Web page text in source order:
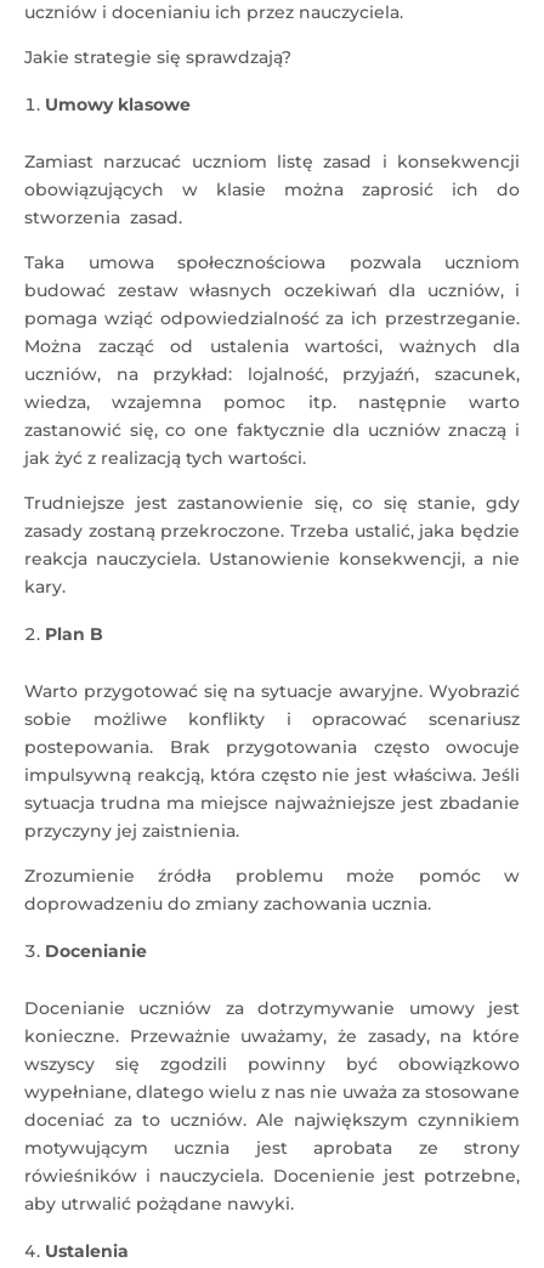
uczniów i docenianiu ich przez nauczyciela.
Jakie strategie się sprawdzają?
Umowy klasowe
Zamiast narzucać uczniom listę zasad i konsekwencji
obowiązujących w klasie można zaprosić ich do
stworzenia zasad.
Taka umowa społecznościowa pozwala uczniom
budować zestaw własnych oczekiwań dla uczniów, i
pomaga wziąć odpowiedzialność za ich przestrzeganie.
Można zacząć od ustalenia wartości, ważnych dla
uczniów, na przykład: lojalność, przyjaźń, szacunek,
wiedza, wzajemna pomoc itp. następnie warto
zastanowić się, co one faktycznie dla uczniów znaczą i
jak żyć z realizacją tych wartości.
Trudniejsze jest zastanowienie się, co się stanie, gdy
zasady zostaną przekroczone. Trzeba ustalić, jaka będzie
reakcja nauczyciela. Ustanowienie konsekwencji, a nie
kary.
Plan B
Warto przygotować się na sytuacje awaryjne. Wyobrazić
sobie możliwe konflikty i opracować scenariusz
postepowania. Brak przygotowania często owocuje
impulsywną reakcją, która często nie jest właściwa. Jeśli
sytuacja trudna ma miejsce najważniejsze jest zbadanie
przyczyny jej zaistnienia.
Zrozumienie źródła problemu może pomóc w
doprowadzeniu do zmiany zachowania ucznia.
Docenianie
Docenianie uczniów za dotrzymywanie umowy jest
konieczne. Przeważnie uważamy, że zasady, na które
wszyscy się zgodzili powinny być obowiązkowo
wypełniane, dlatego wielu z nas nie uważa za stosowane
doceniać za to uczniów. Ale największym czynnikiem
motywującym ucznia jest aprobata ze strony
rówieśników i nauczyciela. Docenienie jest potrzebne,
aby utrwalić pożądane nawyki.
Ustalenia